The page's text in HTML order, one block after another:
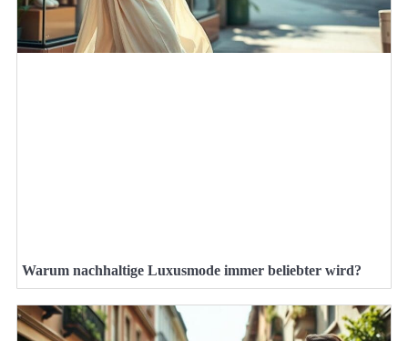
Warum nachhaltige Luxusmode immer beliebter wird?